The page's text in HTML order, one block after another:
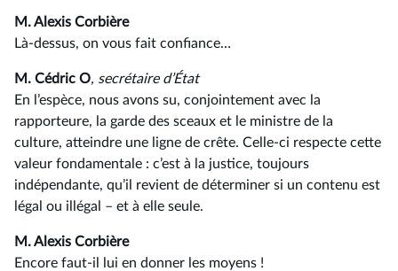
M. Alexis Corbière
Là-dessus, on vous fait confiance…
M. Cédric O, secrétaire d’État
En l’espèce, nous avons su, conjointement avec la
rapporteure, la garde des sceaux et le ministre de la
culture, atteindre une ligne de crête. Celle-ci respecte cette
valeur fondamentale : c’est à la justice, toujours
indépendante, qu’il revient de déterminer si un contenu est
légal ou illégal –⁠ et à elle seule.
M. Alexis Corbière
Encore faut-il lui en donner les moyens !